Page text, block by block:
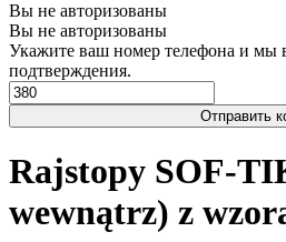
Вы не авторизованы
Вы не авторизованы
Укажите ваш номер телефона и мы
подтверждения.
Отправить
Rajstopy SOF-
wewnątrz) z